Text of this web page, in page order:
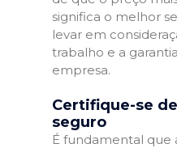
significa o melhor
levar em
trabalho e a
empresa.
Certifique-se
seguro
É fundamental que